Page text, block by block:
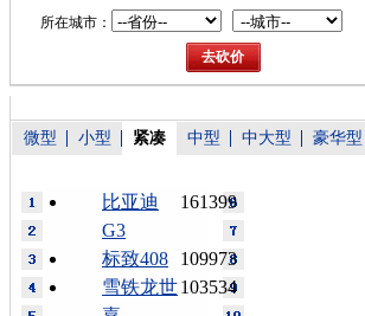
所在城市：
微型 小型 紧凑 中型 中大型 豪华型
161399
比亚迪
G3
109973
标致408
103534
雪铁龙世